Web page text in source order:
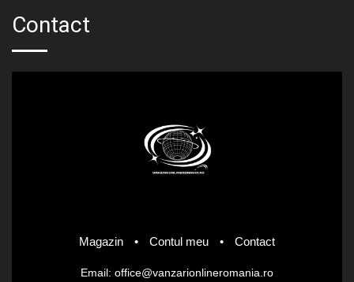
Contact
Magazin • Contul meu • Contact
Email: office@vanzarionlineromania.ro